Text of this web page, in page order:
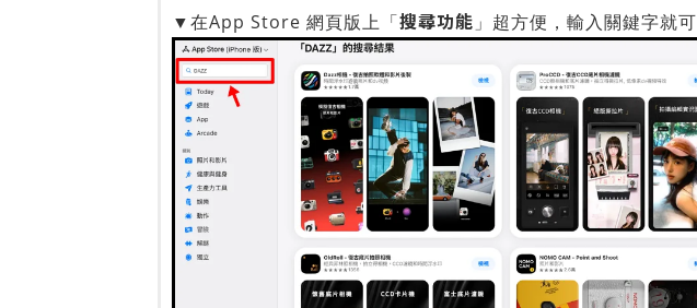
▼在App Store 網頁版上「搜尋功能 」超方便，輸入關鍵字就